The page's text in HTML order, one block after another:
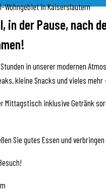
in der Pause, nach
in unserer modernen
kleine Snacks und vieles
Mittagstisch inklusive Getränk
Sie gutes Essen und